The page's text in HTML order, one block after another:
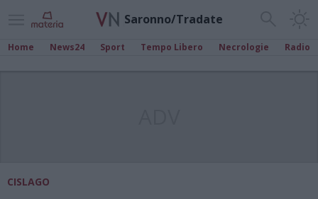
Saronno/Tradate
Home News24 Sport Tempo Libero Necrologie Radio
CISLAGO